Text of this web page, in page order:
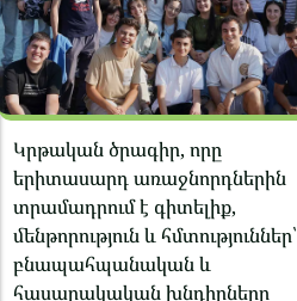
Կրթական ծրագիր, որը
երիտասարդ առաջնորդներին
տրամադրում է գիտելիք,
մենթորություն և հմտություններ՝
բնապահպանական և
հասարակական խնդիրները